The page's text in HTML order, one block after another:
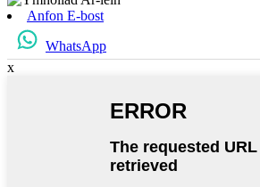
Anfon E-bost
WhatsApp
x